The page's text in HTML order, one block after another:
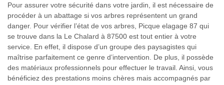
Pour assurer votre sécurité dans votre jardin, il est nécessaire de
procéder à un abattage si vos arbres représentent un grand
danger. Pour vérifier l’état de vos arbres, Picque elagage 87 qui
se trouve dans la Le Chalard à 87500 est tout entier à votre
service. En effet, il dispose d’un groupe des paysagistes qui
maîtrise parfaitement ce genre d’intervention. De plus, il possède
des matériaux professionnels pour effectuer le travail. Ainsi, vous
bénéficiez des prestations moins chères mais accompagnés par